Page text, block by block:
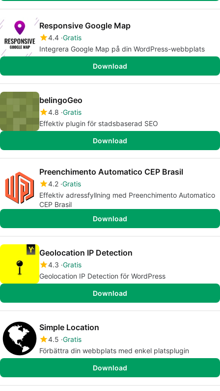
Responsive Google Map
4.4 Gratis
Integrera Google Map på din WordPress-webbplats
Download
belingoGeo
4.8 Gratis
Effektiv plugin för stadsbaserad SEO
Download
Preenchimento Automatico CEP Brasil
4.2 Gratis
Effektiv adressfyllning med Preenchimento Automatico
CEP Brasil
Download
Geolocation IP Detection
4.3 Gratis
Geolocation IP Detection för WordPress
Download
Simple Location
4.5 Gratis
Förbättra din webbplats med enkel platsplugin
Download